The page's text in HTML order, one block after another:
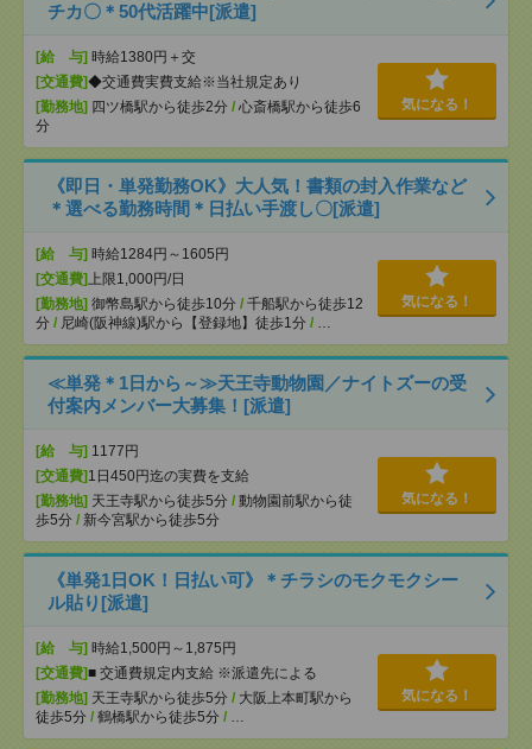
チカ〇＊50代活躍中[派遣]
[給 与] 時給1380円＋交
[交通費]◆交通費実費支給※当社規定あり
[勤務地] 四ツ橋駅から徒歩2分 / 心斎橋駅から徒歩6
分
気になる！
《即日・単発勤務OK》大人気！書類の封入作業など
＊選べる勤務時間＊日払い手渡し〇[派遣]
[給 与] 時給1284円～1605円
[交通費] 上限1,000円/日
[勤務地] 御幣島駅から徒歩10分 / 千船駅から徒歩12
分 / 尼崎(阪神線)駅から【登録地】徒歩1分 / …
気になる！
≪単発＊1日から～≫天王寺動物園／ナイトズーの受
付案内メンバー大募集！[派遣]
[給 与] 1177円
[交通費] 1日450円迄の実費を支給
[勤務地] 天王寺駅から徒歩5分 / 動物園前駅から徒
歩5分 / 新今宮駅から徒歩5分
気になる！
《単発1日OK！日払い可》＊チラシのモクモクシー
ル貼り[派遣]
[給 与] 時給1,500円～1,875円
[交通費]■ 交通費規定内支給 ※派遣先による
[勤務地] 天王寺駅から徒歩5分 / 大阪上本町駅から
徒歩5分 / 鶴橋駅から徒歩5分 / …
気になる！